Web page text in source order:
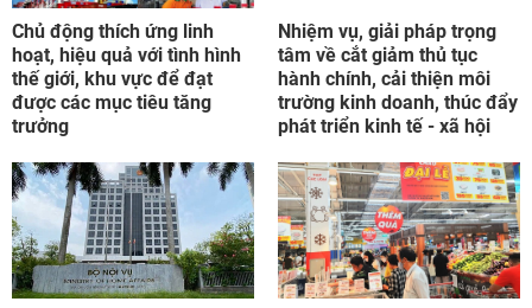
Chủ động thích ứng linh
hoạt, hiệu quả với tình hình
thế giới, khu vực để đạt
được các mục tiêu tăng
trưởng
Nhiệm vụ, giải pháp trọng
tâm về cắt giảm thủ tục
hành chính, cải thiện môi
trường kinh doanh, thúc đẩy
phát triển kinh tế - xã hội